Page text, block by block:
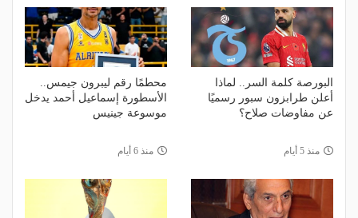
البورصة كلمة السر.. لماذا
أعلن طرابزون سبور رسميًا
عن مفاوضات صلاح؟
منذ 5 أيام
محطمًا رقم ليبرون جيمس..
الأسطورة إسماعيل أحمد يدخل
موسوعة جينيس
منذ 6 أيام